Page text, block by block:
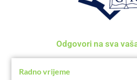
Odgovori na sva
Radno vrijeme